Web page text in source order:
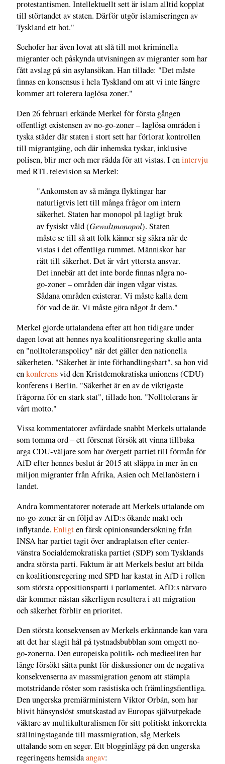
protestantismen. Intellektuellt sett är islam alltid kopplat
till störtandet av staten. Därför utgör islamiseringen av
Tyskland ett hot."
Seehofer har även lovat att slå till mot kriminella
migranter och påskynda utvisningen av migranter som har
fått avslag på sin asylansökan. Han tillade: "Det måste
finnas en konsensus i hela Tyskland om att vi inte längre
kommer att tolerera laglösa zoner."
Den 26 februari erkände Merkel för första gången
offentligt existensen av no-go-zoner – laglösa områden i
tyska städer där staten i stort sett har förlorat kontrollen
till migrantgäng, och där inhemska tyskar, inklusive
polisen, blir mer och mer rädda för att vistas. I enintervju
med RTL television sa Merkel:
"Ankomsten av så många flyktingar har
naturligtvis lett till många frågor om intern
säkerhet. Staten har monopol på lagligt bruk
av fysiskt våld (Gewaltmonopol). Staten
måste se till så att folk känner sig säkra när de
vistas i det offentliga rummet. Människor har
rätt till säkerhet. Det är vårt yttersta ansvar.
Det innebär att det inte borde finnas några no-
go-zoner – områden där ingen vågar vistas.
Sådana områden existerar. Vi måste kalla dem
för vad de är. Vi måste göra något åt dem."
Merkel gjorde uttalandena efter att hon tidigare under
dagen lovat att hennes nya koalitionsregering skulle anta
en "nolltoleranspolicy" när det gäller den nationella
säkerheten. "Säkerhet är inte förhandlingsbart", sa hon vid
enkonferensvid den Kristdemokratiska unionens (CDU)
konferens i Berlin. "Säkerhet är en av de viktigaste
frågorna för en stark stat", tillade hon. "Nolltolerans är
vårt motto."
Vissa kommentatorer avfärdade snabbt Merkels uttalande
som tomma ord – ett försenat försök att vinna tillbaka
arga CDU-väljare som har övergett partiet till förmån för
AfD efter hennes beslut år 2015 att släppa in mer än en
miljon migranter från Afrika, Asien och Mellanöstern i
landet.
Andra kommentatorer noterade att Merkels uttalande om
no-go-zoner är en följd av AfD:s ökande makt och
inflytande. Enligten färsk opinionsundersökning från
INSA har partiet tagit över andraplatsen efter center-
vänstra Socialdemokratiska partiet (SDP) som Tysklands
andra största parti. Faktum är att Merkels beslut att bilda
en koalitionsregering med SPD har kastat in AfD i rollen
som största oppositionsparti i parlamentet. AfD:s närvaro
där kommer nästan säkerligen resultera i att migration
och säkerhet förblir en prioritet.
Den största konsekvensen av Merkels erkännande kan vara
att det har slagit hål på tystnadsbubblan som omgett no-
go-zonerna. Den europeiska politik- och medieeliten har
länge försökt sätta punkt för diskussioner om de negativa
konsekvenserna av massmigration genom att stämpla
motstridande röster som rasistiska och främlingsfientliga.
Den ungerska premiärministern Viktor Orbán, som har
blivit hänsynslöst smutskastad av Europas självutpekade
väktare av multikulturalismen för sitt politiskt inkorrekta
ställningstagande till massmigration, såg Merkels
uttalande som en seger. Ett blogginlägg på den ungerska
regeringens hemsidaangav: